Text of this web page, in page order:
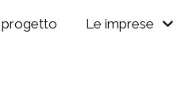
progetto Le imprese